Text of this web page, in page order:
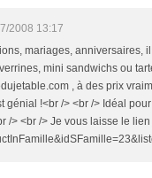
2008 13:17
mariages, anniversaires,
mini sandwichs ou
, à des prix
génial !<br /> <br /> Idéal
/> <br /> Je vous laisse le